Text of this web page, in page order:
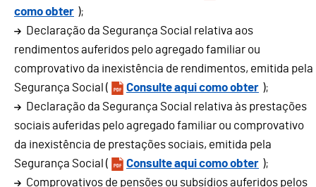
como obter );
Declaração da Segurança Social relativa aos
rendimentos auferidos pelo agregado familiar ou
comprovativo da inexistência de rendimentos, emitida pela
Segurança Social (
Consulte aqui como obter );
Declaração da Segurança Social relativa às prestações
sociais auferidas pelo agregado familiar ou comprovativo
da inexistência de prestações sociais, emitida pela
Segurança Social (
Consulte aqui como obter );
Comprovativos de pensões ou subsídios auferidos pelos